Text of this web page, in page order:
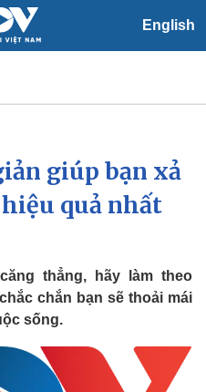
English
Xã hội
Tin 24h
Dự báo thời tiết
Việc làm
Biển đảo
giúp bạn xả
quả nhất
thẳng, hãy làm theo
chắn bạn sẽ thoải mái
sống.